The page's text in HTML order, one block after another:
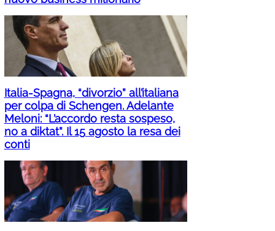
Italia-Spagna, “divorzio” all’italiana
per colpa di Schengen. Adelante
Meloni: “L’accordo resta sospeso,
no a diktat”. Il 15 agosto la resa dei
conti